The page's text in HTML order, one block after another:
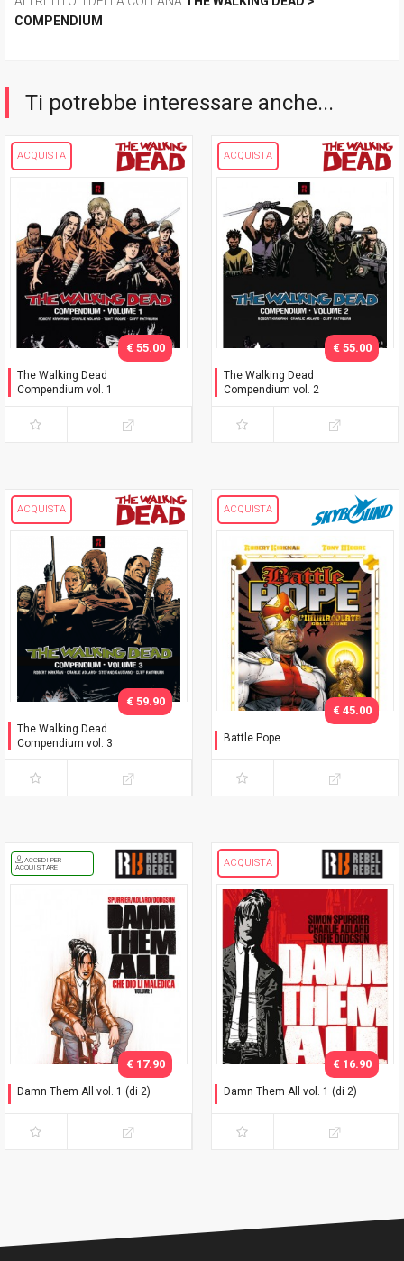
COMPENDIUM
Ti potrebbe interessare anche...
ACQUISTA
The Walking Dead
Compendium vol. 1
€ 55.00
ACQUISTA
The Walking Dead
Compendium vol. 2
€ 55.00
ACQUISTA
The Walking Dead
Compendium vol. 3
€ 59.90
ACQUISTA
Battle Pope
€ 45.00
ACCEDI PER
ACQUISTARE
Damn Them All vol. 1 (di 2)
€ 17.90
ACQUISTA
Damn Them All vol. 1 (di 2)
€ 16.90